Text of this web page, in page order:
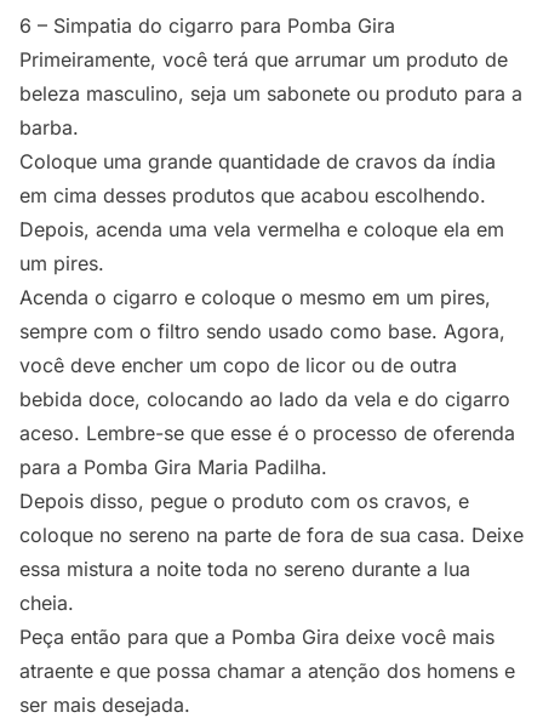
6 – Simpatia do cigarro para Pomba Gira
Primeiramente, você terá que arrumar um produto de
beleza masculino, seja um sabonete ou produto para a
barba.
Coloque uma grande quantidade de cravos da índia
em cima desses produtos que acabou escolhendo.
Depois, acenda uma vela vermelha e coloque ela em
um pires.
Acenda o cigarro e coloque o mesmo em um pires,
sempre com o filtro sendo usado como base. Agora,
você deve encher um copo de licor ou de outra
bebida doce, colocando ao lado da vela e do cigarro
aceso. Lembre-se que esse é o processo de oferenda
para a Pomba Gira Maria Padilha.
Depois disso, pegue o produto com os cravos, e
coloque no sereno na parte de fora de sua casa. Deixe
essa mistura a noite toda no sereno durante a lua
cheia.
Peça então para que a Pomba Gira deixe você mais
atraente e que possa chamar a atenção dos homens e
ser mais desejada.